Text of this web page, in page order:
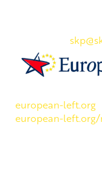
skp
european-left.org
european-